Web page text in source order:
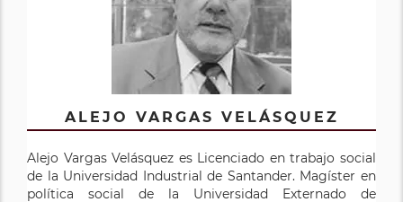
ALEJO VARGAS VELÁSQUEZ
Alejo Vargas Velásquez es Licenciado en trabajo social
de la Universidad Industrial de Santander. Magíster en
política social de la Universidad Externado de